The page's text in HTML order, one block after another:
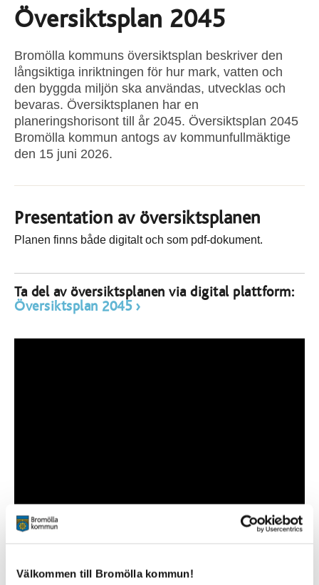
Välkommen till Bromölla kommun!
Översiktsplan 2045
Bromölla kommuns översiktsplan beskriver den
långsiktiga inriktningen för hur mark, vatten och
den byggda miljön ska användas, utvecklas och
bevaras. Översiktsplanen har en
planeringshorisont till år 2045. Översiktsplan 2045
Bromölla kommun antogs av kommunfullmäktige
den 15 juni 2026.
Presentation av översiktsplanen
Planen finns både digitalt och som pdf-dokument.
Ta del av översiktsplanen via digital plattform:
Översiktsplan 2045